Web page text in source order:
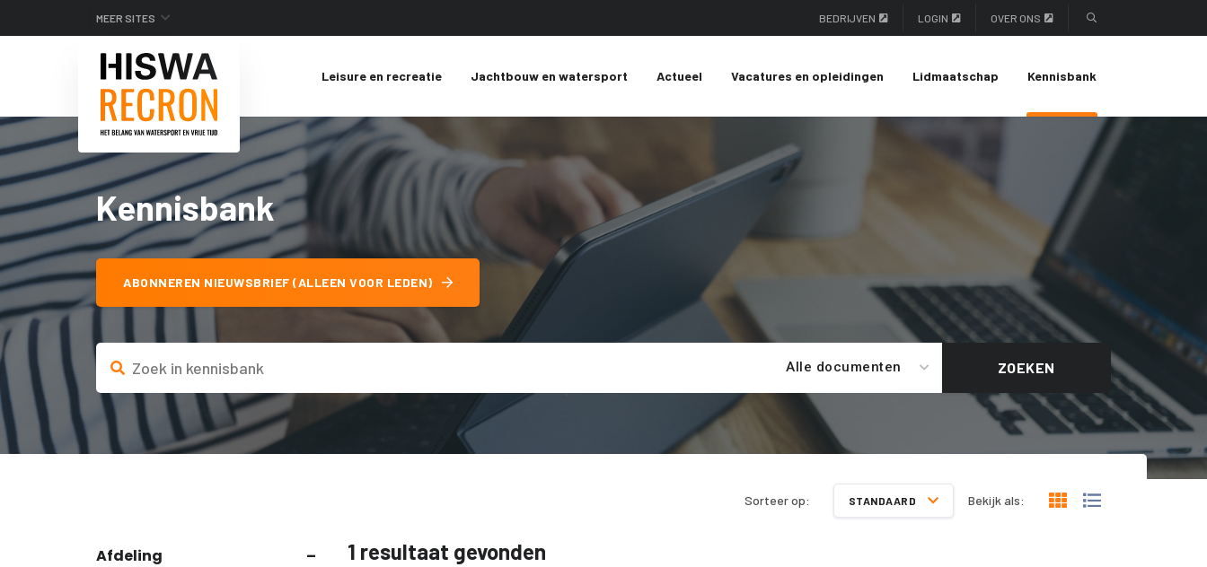
MEER SITES BEDRIJVEN LOGIN OVER ONS
Leisure en recreatie Jachtbouw en watersport Actueel Vacatures en opleidingen Lidmaatschap Kennisbank
Kennisbank
ABONNEREN NIEUWSBRIEF (ALLEEN VOOR LEDEN)
Alle documenten ZOEKEN
Sorteer op: STANDAARD Bekijk als:
Afdeling 1 resultaat gevonden